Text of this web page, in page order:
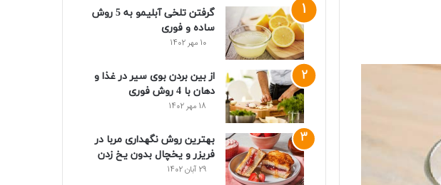
گرفتن تلخی آبلیمو به 5 روش
ساده و فوری
10 مهر 1402
از بین بردن بوی سیر در غذا و
دهان با 4 روش فوری
18 مهر 1402
بهترین روش نگهداری مربا در
فریزر و یخچال بدون یخ زدن
29 آبان 1402